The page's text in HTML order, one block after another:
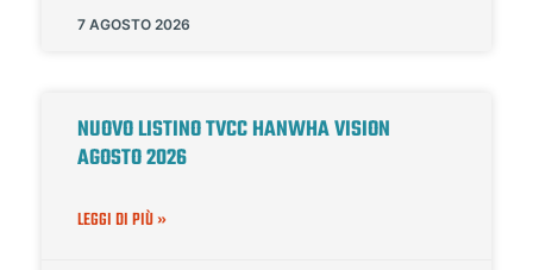
7 AGOSTO 2026
NUOVO LISTINO TVCC HANWHA VISION
AGOSTO 2026
LEGGI DI PIÙ »